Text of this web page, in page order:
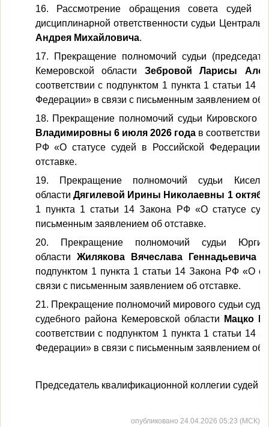
16. Рассмотрение обращения совета судей
дисциплинарной ответственности судьи
Андрея Михайловича.
17. Прекращение полномочий судьи
Кемеровской области Зебровой Ларисы
соответствии с подпунктом 1 пункта 1 статьи 14
Федерации» в связи с письменным заявлением об
18. Прекращение полномочий судьи Кировского
Владимировны 6 июля 2026 года в
РФ «О статусе судей в Российской
отставке.
19. Прекращение полномочий судьи
области Дягилевой Ирины Николаевны 1
1 пункта 1 статьи 14 Закона РФ «О статусе
письменным заявлением об отставке.
20. Прекращение полномочий судьи
области Жилякова Вячеслава Геннадьевича
подпунктом 1 пункта 1 статьи 14 Закона РФ «О
связи с письменным заявлением об отставке.
21. Прекращение полномочий мирового судьи
судебного района Кемеровской области
Мацко
соответствии с подпунктом 1 пункта 1 статьи 14
Федерации» в связи с письменным заявлением об
Председатель квалификационной коллегии судей
опубликовано 24.04.2026 05:23 (МСК)